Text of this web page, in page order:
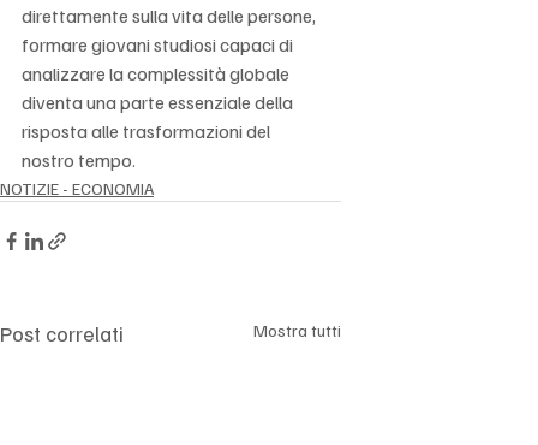
direttamente sulla vita delle persone,
formare giovani studiosi capaci di
analizzare la complessità globale
diventa una parte essenziale della
risposta alle trasformazioni del
nostro tempo.
NOTIZIE - ECONOMIA
Post correlati Mostra tutti